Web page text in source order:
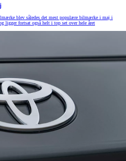
blev således det mest populære bilmærke i maj i
ligger fortsat også helt i top set over hele året